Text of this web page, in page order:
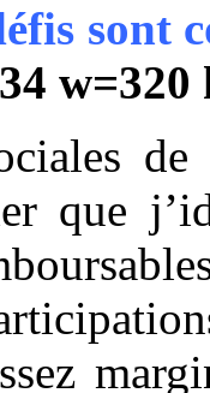
sont
que